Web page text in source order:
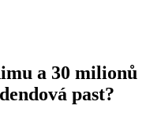
a 30 milionů
past?